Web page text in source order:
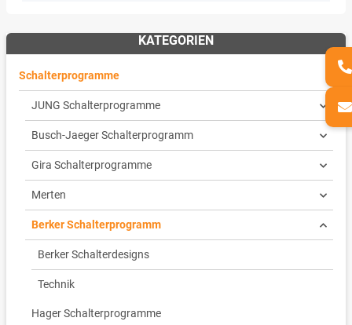
KATEGORIEN
Schalterprogramme
JUNG Schalterprogramme
Busch-Jaeger Schalterprogramm
Gira Schalterprogramme
Merten
Berker Schalterprogramm
Berker Schalterdesigns
Technik
Hager Schalterprogramme